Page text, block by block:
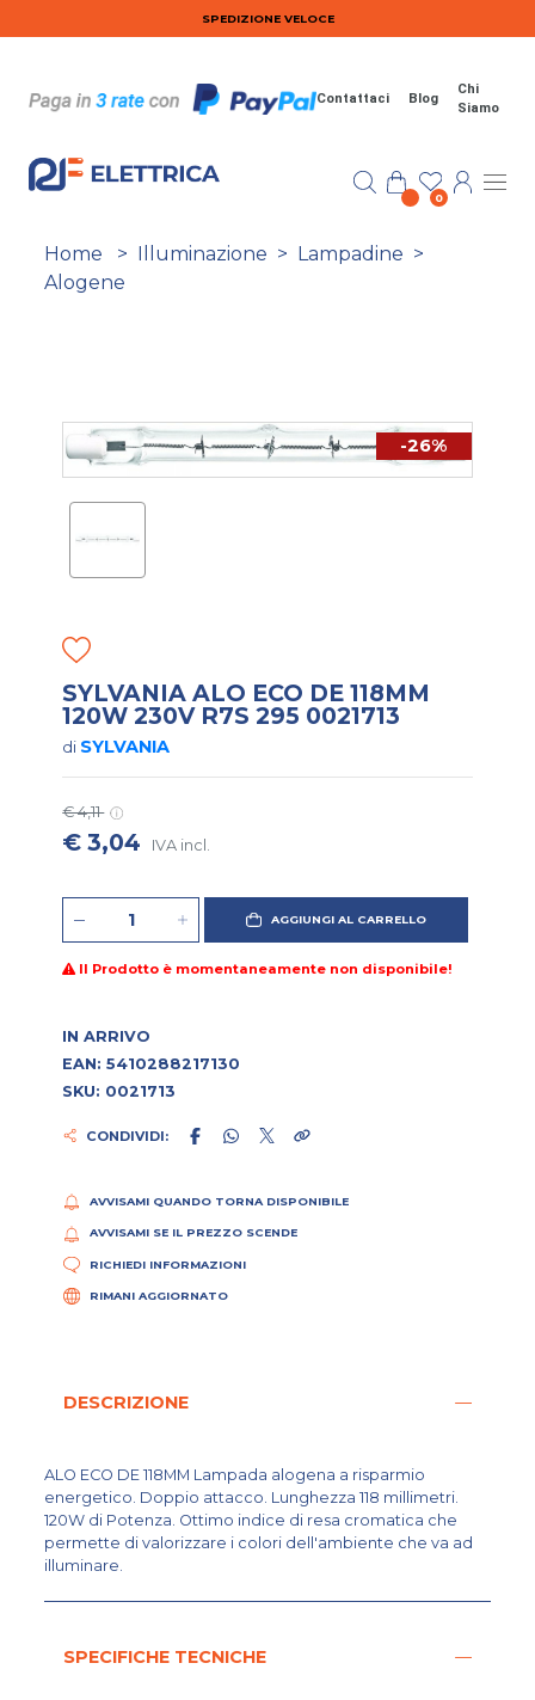
Salta al contenuto principaleSPEDIZIONE VELOCE
Contattaci Blog
Chi
Siamo
0
Home > Illuminazione > Lampadine >
Alogene
-26%
SYLVANIA ALO ECO DE 118MM
120W 230V R7S 295 0021713
di SYLVANIA
€ 4,11
€ 3,04 IVA incl.
AGGIUNGI AL CARRELLO
Il Prodotto è momentaneamente non disponibile!
IN ARRIVO
EAN: 5410288217130
SKU: 0021713
CONDIVIDI:
AVVISAMI QUANDO TORNA DISPONIBILE
AVVISAMI SE IL PREZZO SCENDE
RICHIEDI INFORMAZIONI
RIMANI AGGIORNATO
DESCRIZIONE
ALO ECO DE 118MM Lampada alogena a risparmio
energetico. Doppio attacco. Lunghezza 118 millimetri.
120W di Potenza. Ottimo indice di resa cromatica che
permette di valorizzare i colori dell'ambiente che va ad
illuminare.
SPECIFICHE TECNICHE